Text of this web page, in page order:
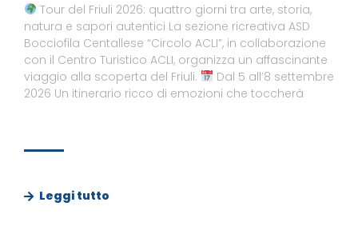
Tour del Friuli 2026: quattro giorni tra arte, storia,
natura e sapori autentici La sezione ricreativa ASD
Bocciofila Centallese “Circolo ACLI”, in collaborazione
con il Centro Turistico ACLI, organizza un affascinante
viaggio alla scoperta del Friuli.
Dal 5 all’8 settembre
2026 Un itinerario ricco di emozioni che toccherà
Leggi tutto